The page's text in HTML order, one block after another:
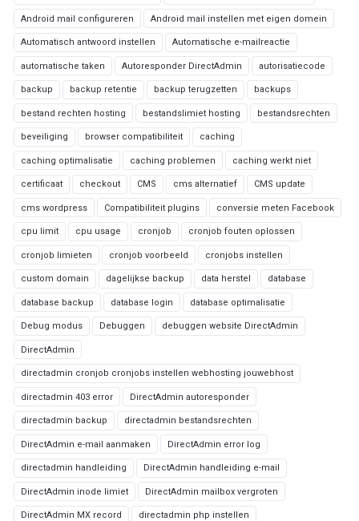
Android mail configureren Android mail instellen met eigen domein
Automatisch antwoord instellen Automatische e-mailreactie
automatische taken Autoresponder DirectAdmin autorisatiecode
backup backup retentie backup terugzetten backups
bestand rechten hosting bestandslimiet hosting bestandsrechten
beveiliging browser compatibiliteit caching
caching optimalisatie caching problemen caching werkt niet
certificaat checkout CMS cms alternatief CMS update
cms wordpress Compatibiliteit plugins conversie meten Facebook
cpu limit cpu usage cronjob cronjob fouten oplossen
cronjob limieten cronjob voorbeeld cronjobs instellen
custom domain dagelijkse backup data herstel database
database backup database login database optimalisatie
Debug modus Debuggen debuggen website DirectAdmin
DirectAdmin
directadmin cronjob cronjobs instellen webhosting jouwebhost
directadmin 403 error DirectAdmin autoresponder
directadmin backup directadmin bestandsrechten
DirectAdmin e-mail aanmaken DirectAdmin error log
directadmin handleiding DirectAdmin handleiding e-mail
DirectAdmin inode limiet DirectAdmin mailbox vergroten
DirectAdmin MX record directadmin php instellen